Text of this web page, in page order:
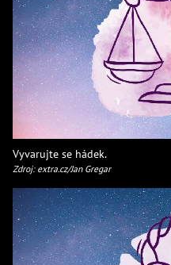
Vyvarujte se hádek.
Zdroj: extra.cz/Jan Gregar